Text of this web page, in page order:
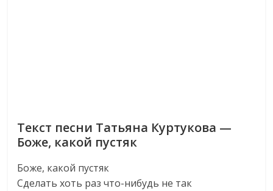
Текст песни Татьяна Куртукова —
Боже, какой пустяк
Боже, какой пустяк
Сделать хоть раз что-нибудь не так